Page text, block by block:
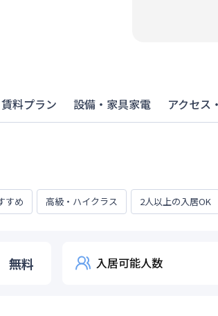
賃料プラン 設備・家具家電 アクセス
すめ 高級・ハイクラス 2人以上の入居OK
無料 入居可能人数